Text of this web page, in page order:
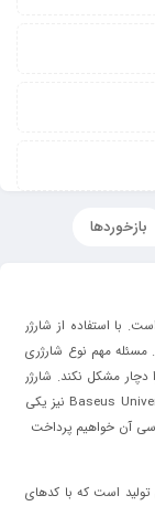
بازخوردها
با استفاده از شارژر
مسئله مهم نوع شارژری
دچار مشکل نکند. شارژر
دو پورت چندکاره Baseus Universal Conversion PPS Youth CCTY-01 نیز یکی
آن خواهیم پرداخت
حال تولید است که با کدهای